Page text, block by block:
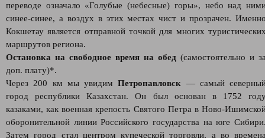
переводе означало «Голубые (небесные) горы», небо над
синее-синее, а воздух в этих местах чист и прозрачен.
Кокшетау является отправной точкой для многих
маршрутов региона.
Остановка на свободное время на обед (самостоятельно и
доп. плату)*.
Через 200 км мы увидимПетропавловск — самый
город республики Казахстан. Он был основан в 1752
казаками, как военная крепость Святого Петра в Ново-
оборонительной линии Российского государства на юге
Затем город стал центром купеческой торговли, а во